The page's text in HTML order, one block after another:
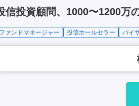
信投資顧問、1000〜1200万
ファンドマネージャー 投信ホールセラー バイ